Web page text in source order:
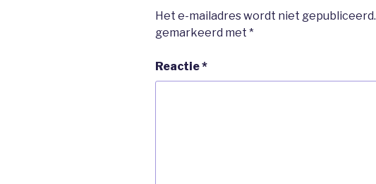
Het e-mailadres wordt niet gepubliceerd.
gemarkeerd met *
Reactie*